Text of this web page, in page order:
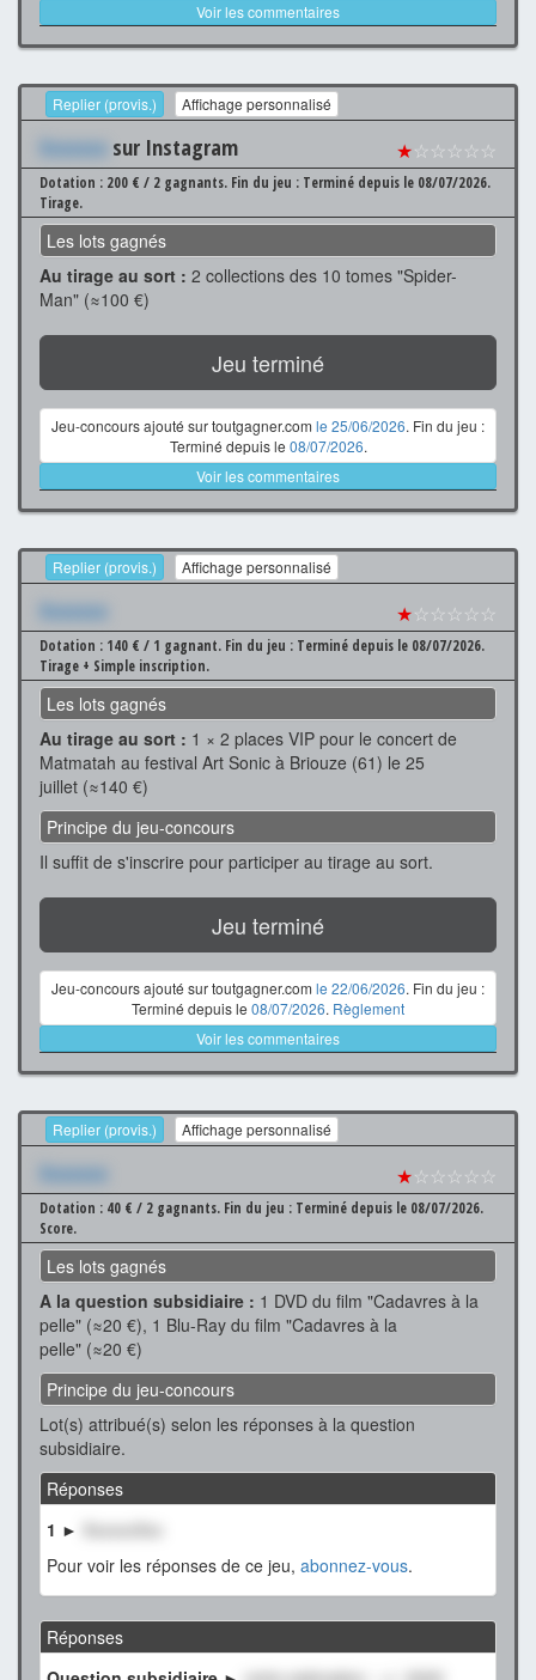
Voir les commentaires
Replier (provis.) Affichage personnalisé
Xxxxxxx sur Instagram ★☆☆☆☆☆
Dotation : 200 € / 2 gagnants. Fin du jeu : Terminé depuis le 08/07/2026.
Tirage.
Les lots gagnés
Au tirage au sort : 2 collections des 10 tomes "Spider-
Man" (≈100 €)
Jeu terminé
Jeu-concours ajouté sur toutgagner.com le 25/06/2026. Fin du jeu :
Terminé depuis le 08/07/2026.
Voir les commentaires
Replier (provis.) Affichage personnalisé
Xxxxxxx ★☆☆☆☆☆
Dotation : 140 € / 1 gagnant. Fin du jeu : Terminé depuis le 08/07/2026.
Tirage + Simple inscription.
Les lots gagnés
Au tirage au sort : 1 × 2 places VIP pour le concert de
Matmatah au festival Art Sonic à Briouze (61) le 25
juillet (≈140 €)
Principe du jeu-concours
Il suffit de s'inscrire pour participer au tirage au sort.
Jeu terminé
Jeu-concours ajouté sur toutgagner.com le 22/06/2026. Fin du jeu :
Terminé depuis le 08/07/2026. Règlement
Voir les commentaires
Replier (provis.) Affichage personnalisé
Xxxxxxx ★☆☆☆☆☆
Dotation : 40 € / 2 gagnants. Fin du jeu : Terminé depuis le 08/07/2026.
Score.
Les lots gagnés
A la question subsidiaire : 1 DVD du film "Cadavres à la
pelle" (≈20 €), 1 Blu-Ray du film "Cadavres à la
pelle" (≈20 €)
Principe du jeu-concours
Lot(s) attribué(s) selon les réponses à la question
subsidiaire.
Réponses
1 ►
Pour voir les réponses de ce jeu, abonnez-vous.
Réponses